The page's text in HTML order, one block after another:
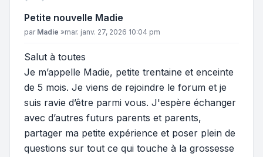
Petite nouvelle Madie
Message
par Madie »mar. janv. 27, 2026 10:04 pm
Salut à toutes
Je m’appelle Madie, petite trentaine et enceinte
de 5 mois. Je viens de rejoindre le forum et je
suis ravie d’être parmi vous. J'espère échanger
avec d’autres futurs parents et parents,
partager ma petite expérience et poser plein de
questions sur tout ce qui touche à la grossesse